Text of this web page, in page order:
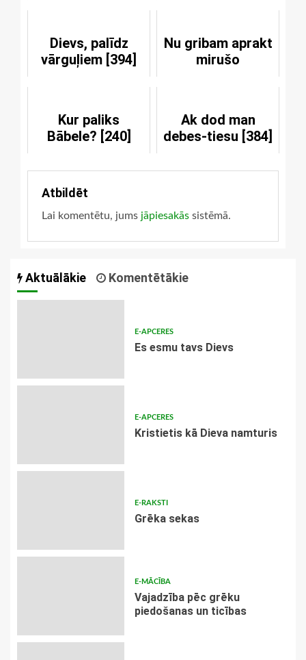
Dievs, palīdz
vārguļiem [394]
Nu gribam aprakt
mirušo
Kur paliks
Bābele? [240]
Ak dod man
debes-tiesu [384]
Atbildēt
Lai komentētu, jums jāpiesakās sistēmā.
Aktuālākie Komentētākie
E-APCERES
Es esmu tavs Dievs
E-APCERES
Kristietis kā Dieva namturis
E-RAKSTI
Grēka sekas
E-MĀCĪBA
Vajadzība pēc grēku
piedošanas un ticības